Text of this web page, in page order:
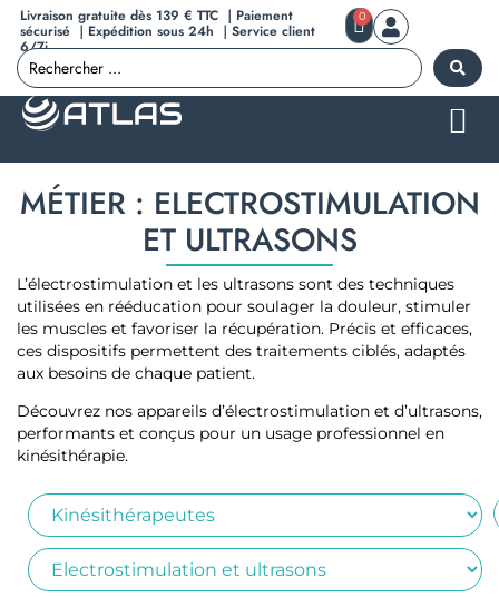
Livraison gratuite dès 139 € TTC ｜Paiement
sécurisé ｜Expédition sous 24h ｜Service client
6/7j
0
MÉTIER : ELECTROSTIMULATION
ET ULTRASONS
L’électrostimulation et les ultrasons sont des techniques
utilisées en rééducation pour soulager la douleur, stimuler
les muscles et favoriser la récupération. Précis et efficaces,
ces dispositifs permettent des traitements ciblés, adaptés
aux besoins de chaque patient.
Découvrez nos appareils d’électrostimulation et d’ultrasons,
performants et conçus pour un usage professionnel en
kinésithérapie.